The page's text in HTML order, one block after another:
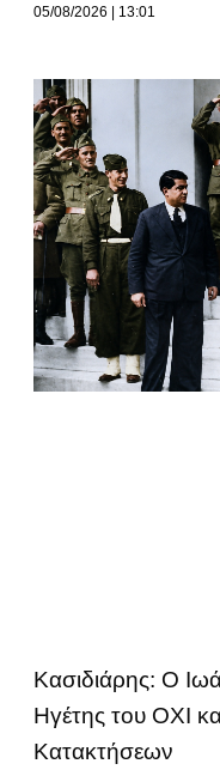
05/08/2026 13:01
Κασιδιάρης: Ο
Ηγέτης του ΟΧΙ
Κατακτήσεων